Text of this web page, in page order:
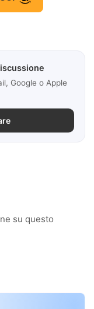
Google o Apple
su questo